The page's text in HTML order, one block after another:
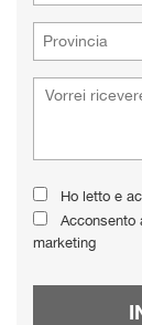
Ho letto e
Acconsento
marketing
Cookie
Cookie
Cookie